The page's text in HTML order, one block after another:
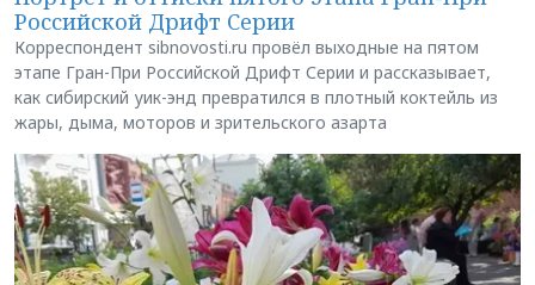
Российской Дрифт Серии
Корреспондент sibnovosti.ru провёл выходные на пятом
этапе Гран-При Российской Дрифт Серии и рассказывает,
как сибирский уик-энд превратился в плотный коктейль из
жары, дыма, моторов и зрительского азарта